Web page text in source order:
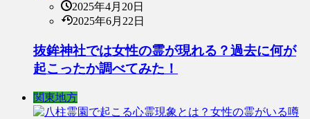
2025年4月20日
2025年6月22日
抜鉾神社では女性の霊が現れる？過去に何が
起こったか調べてみた！
関東地方